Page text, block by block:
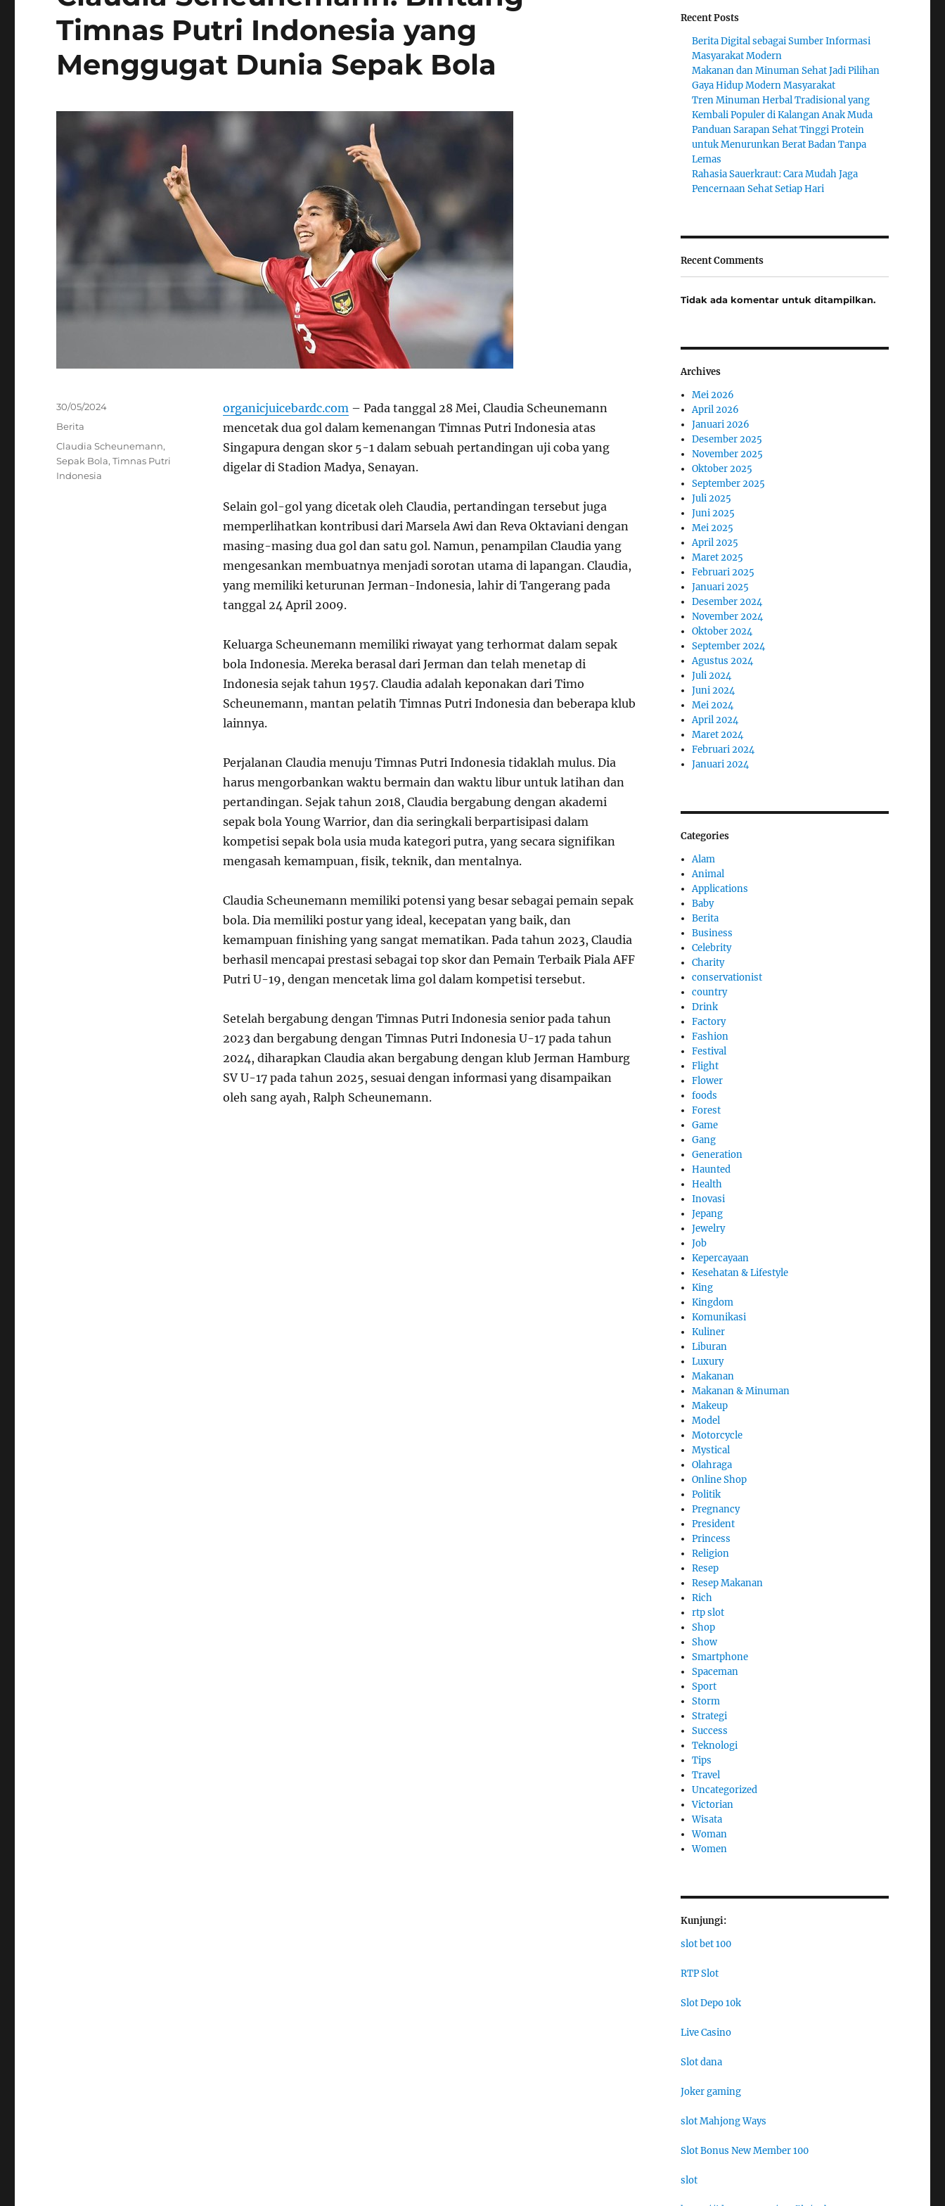
Timnas Putri Indonesia yang
Menggugat Dunia Sepak Bola
organicjuicebardc.com – Pada tanggal 28 Mei, Claudia Scheunemann
mencetak dua gol dalam kemenangan Timnas Putri Indonesia atas
Singapura dengan skor 5-1 dalam sebuah pertandingan uji coba yang
digelar di Stadion Madya, Senayan.
Selain gol-gol yang dicetak oleh Claudia, pertandingan tersebut juga
memperlihatkan kontribusi dari Marsela Awi dan Reva Oktaviani dengan
masing-masing dua gol dan satu gol. Namun, penampilan Claudia yang
mengesankan membuatnya menjadi sorotan utama di lapangan. Claudia,
yang memiliki keturunan Jerman-Indonesia, lahir di Tangerang pada
tanggal 24 April 2009.
Keluarga Scheunemann memiliki riwayat yang terhormat dalam sepak
bola Indonesia. Mereka berasal dari Jerman dan telah menetap di
Indonesia sejak tahun 1957. Claudia adalah keponakan dari Timo
Scheunemann, mantan pelatih Timnas Putri Indonesia dan beberapa klub
lainnya.
Perjalanan Claudia menuju Timnas Putri Indonesia tidaklah mulus. Dia
harus mengorbankan waktu bermain dan waktu libur untuk latihan dan
pertandingan. Sejak tahun 2018, Claudia bergabung dengan akademi
sepak bola Young Warrior, dan dia seringkali berpartisipasi dalam
kompetisi sepak bola usia muda kategori putra, yang secara signifikan
mengasah kemampuan, fisik, teknik, dan mentalnya.
Claudia Scheunemann memiliki potensi yang besar sebagai pemain sepak
bola. Dia memiliki postur yang ideal, kecepatan yang baik, dan
kemampuan finishing yang sangat mematikan. Pada tahun 2023, Claudia
berhasil mencapai prestasi sebagai top skor dan Pemain Terbaik Piala AFF
Putri U-19, dengan mencetak lima gol dalam kompetisi tersebut.
Setelah bergabung dengan Timnas Putri Indonesia senior pada tahun
2023 dan bergabung dengan Timnas Putri Indonesia U-17 pada tahun
2024, diharapkan Claudia akan bergabung dengan klub Jerman Hamburg
SV U-17 pada tahun 2025, sesuai dengan informasi yang disampaikan
oleh sang ayah, Ralph Scheunemann.
Posted
30/05/2024
Categories
Berita
Tags
Claudia Scheunemann,
Sepak Bola,Timnas Putri
Indonesia
Recent Posts
Berita Digital sebagai Sumber Informasi
Masyarakat Modern
Makanan dan Minuman Sehat Jadi Pilihan
Gaya Hidup Modern Masyarakat
Tren Minuman Herbal Tradisional yang
Kembali Populer di Kalangan Anak Muda
Panduan Sarapan Sehat Tinggi Protein
untuk Menurunkan Berat Badan Tanpa
Lemas
Rahasia Sauerkraut: Cara Mudah Jaga
Pencernaan Sehat Setiap Hari
Recent Comments
Tidak ada komentar untuk ditampilkan.
Archives
Mei 2026
April 2026
Januari 2026
Desember 2025
November 2025
Oktober 2025
September 2025
Juli 2025
Juni 2025
Mei 2025
April 2025
Maret 2025
Februari 2025
Januari 2025
Desember 2024
November 2024
Oktober 2024
September 2024
Agustus 2024
Juli 2024
Juni 2024
Mei 2024
April 2024
Maret 2024
Februari 2024
Januari 2024
Categories
Alam
Animal
Applications
Baby
Berita
Business
Celebrity
Charity
conservationist
country
Drink
Factory
Fashion
Festival
Flight
Flower
foods
Forest
Game
Gang
Generation
Haunted
Health
Inovasi
Jepang
Jewelry
Job
Kepercayaan
Kesehatan & Lifestyle
King
Kingdom
Komunikasi
Kuliner
Liburan
Luxury
Makanan
Makanan & Minuman
Makeup
Model
Motorcycle
Mystical
Olahraga
Online Shop
Politik
Pregnancy
President
Princess
Religion
Resep
Resep Makanan
Rich
rtp slot
Shop
Show
Smartphone
Spaceman
Sport
Storm
Strategi
Success
Teknologi
Tips
Travel
Uncategorized
Victorian
Wisata
Woman
Women
Kunjungi:
slot bet 100
RTP Slot
Slot Depo 10k
Live Casino
Slot dana
Joker gaming
slot Mahjong Ways
Slot Bonus New Member 100
slot